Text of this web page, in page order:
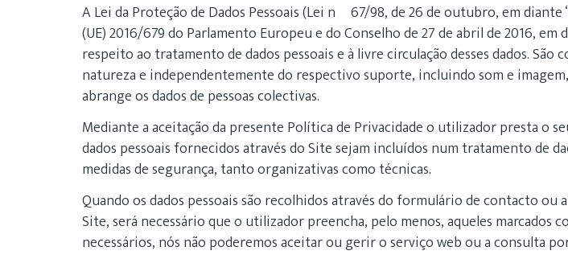
A Lei da Proteção de Dados Pessoais (Lei nº 67/98, de 26 de outubro, em
(UE) 2016/679 do Parlamento Europeu e do Conselho de 27 de abril de 2016,
respeito ao tratamento de dados pessoais e à livre circulação desses dados.
natureza e independentemente do respectivo suporte, incluindo som e
abrange os dados de pessoas colectivas.
Mediante a aceitação da presente Política de Privacidade o utilizador presta o
dados pessoais fornecidos através do Site sejam incluídos num tratamento de
medidas de segurança, tanto organizativas como técnicas.
Quando os dados pessoais são recolhidos através do formulário de contacto
Site, será necessário que o utilizador preencha, pelo menos, aqueles marcados
necessários, nós não poderemos aceitar ou gerir o serviço web ou a consulta